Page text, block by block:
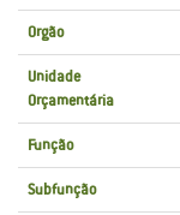
Orgão
Unidade
Orçamentária
Função
Subfunção